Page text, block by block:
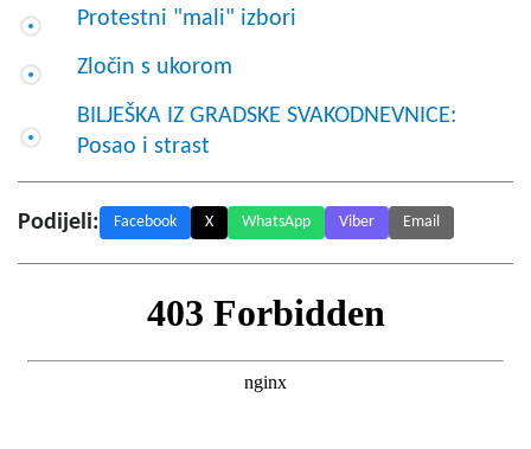
Protestni "mali" izbori
Zločin s ukorom
BILJEŠKA IZ GRADSKE SVAKODNEVNICE:
Posao i strast
Podijeli: Facebook X WhatsApp Viber Email